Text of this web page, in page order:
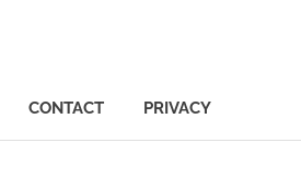
CONTACT PRIVACY